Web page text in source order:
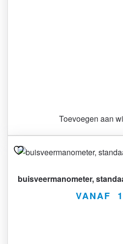
Toevoegen aan
buisveermanometer,
VANAF
Dit